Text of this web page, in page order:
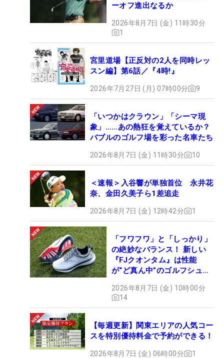
ーオフ進出なるか
2026年8月7日 (金) 11時30分
1
宮里道場【正反対の2人を同時レッ
スン編】第6話／『4時!』
2026年7月27日 (月) 07時00分 9
「いつかはクラウン」「シーマ現
象」……あの熱狂を覚えているか？
バブルのゴルフ場を彩った名車たち
2026年8月7日 (金) 11時30分 10
＜速報＞入谷響が単独首位 永井花
奈、金田久美子ら1差追走
2026年8月7日 (金) 12時42分 1
「フワフワ」と「しっかり」
の絶妙なバランス！ 新しい
『FJクオンタム』は性能
が“ど真ん中”のゴルフシュー
2026年8月7日 (金) 10時00分
14
【毎週更新】関東エリアの人気コー
スを特別優待料金で予約ができる！
2026年8月7日 (金) 06時00分 1